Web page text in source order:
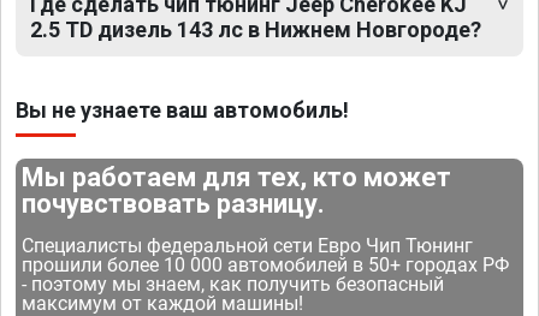
2.5 TD дизель 143 лс в Нижнем Новгороде?
Вы не узнаете ваш автомобиль!
Мы работаем для тех, кто может
почувствовать разницу.
Специалисты федеральной сети Евро Чип Тюнинг
прошили более 10 000 автомобилей в 50+ городах РФ
- поэтому мы знаем, как получить безопасный
максимум от каждой машины!